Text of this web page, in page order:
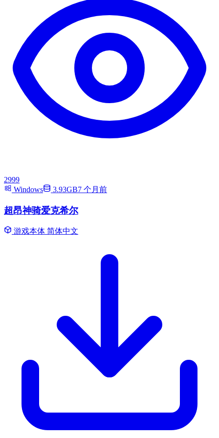
2999
Windows
3.93GB7 个月前
超昂神骑爱克希尔
游戏本体 简体中文